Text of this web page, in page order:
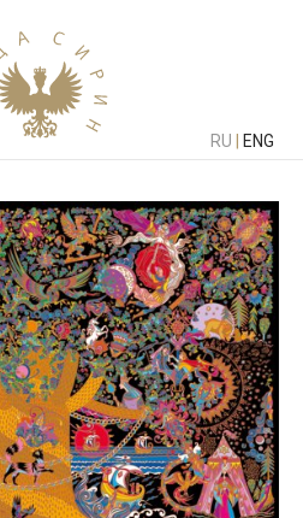
RU ENG